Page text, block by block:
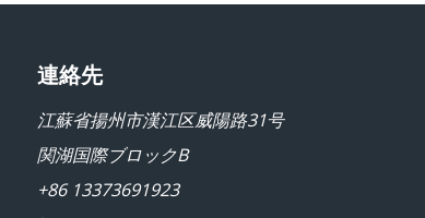
連絡先
江蘇省揚州市漢江区威陽路31号
関湖国際ブロックB
+86 13373691923